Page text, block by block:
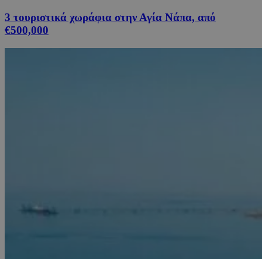
3 τουριστικά χωράφια στην Αγία Νάπα, από
€500,000